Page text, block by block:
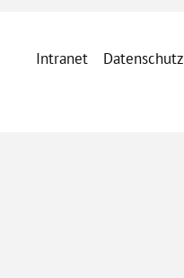
Intranet Datenschutz